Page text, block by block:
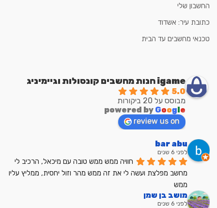
החשבון שלי
כתובת עיר: אשדוד
טכנאי מחשבים עד הבית
igame חנות מחשבים קונסולות וגיימיניג
5.0
מבוסס על 20 ביקורות
powered by Goog e
review us on
bar abu
לפני 6 שנים
ממש
מושב בן שמן
לפני 6 שנים